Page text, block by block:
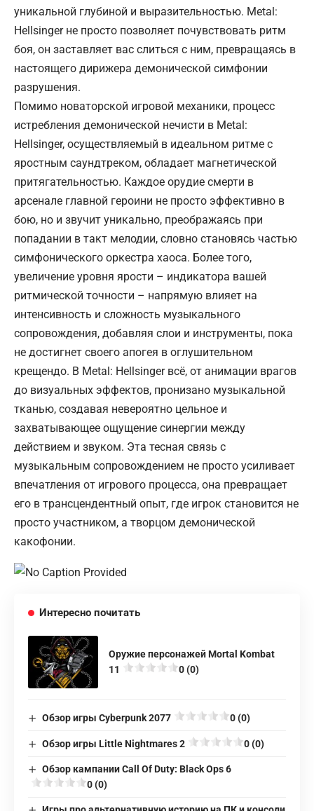
уникальной глубиной и выразительностью. Metal:
Hellsinger не просто позволяет почувствовать ритм
боя, он заставляет вас слиться с ним, превращаясь в
настоящего дирижера демонической симфонии
разрушения.
Помимо новаторской игровой механики, процесс
истребления демонической нечисти в Metal:
Hellsinger, осуществляемый в идеальном ритме с
яростным саундтреком, обладает магнетической
притягательностью. Каждое орудие смерти в
арсенале главной героини не просто эффективно в
бою, но и звучит уникально, преображаясь при
попадании в такт мелодии, словно становясь частью
симфонического оркестра хаоса. Более того,
увеличение уровня ярости – индикатора вашей
ритмической точности – напрямую влияет на
интенсивность и сложность музыкального
сопровождения, добавляя слои и инструменты, пока
не достигнет своего апогея в оглушительном
крещендо. В Metal: Hellsinger всё, от анимации врагов
до визуальных эффектов, пронизано музыкальной
тканью, создавая невероятно цельное и
захватывающее ощущение синергии между
действием и звуком. Эта тесная связь с
музыкальным сопровождением не просто усиливает
впечатления от игрового процесса, она превращает
его в трансцендентный опыт, где игрок становится не
просто участником, а творцом демонической
какофонии.
Интересно почитать
Оружие персонажей Mortal Kombat
11
0 (0)
Обзор игры Cyberpunk 2077 0 (0)
Обзор игры Little Nightmares 2 0 (0)
Обзор кампании Call Of Duty: Black Ops 6
0 (0)